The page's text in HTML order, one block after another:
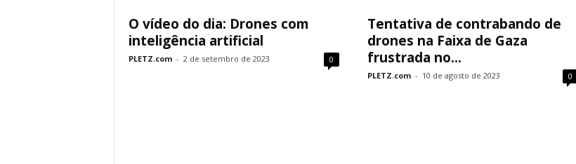
O vídeo do dia: Drones com
inteligência artificial
PLETZ.com - 2 de setembro de 2023 0
Tentativa de contrabando de
drones na Faixa de Gaza
frustrada no...
PLETZ.com - 10 de agosto de 2023 0